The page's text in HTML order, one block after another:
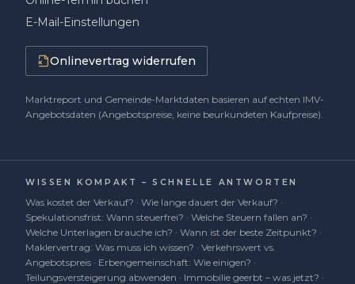
E-Mail-Einstellungen
Onlinevertrag widerrufen
Marktreport und Gemeinde-Marktdaten basieren auf echten IMV-
Angebotsdaten (Angebotspreise, keine beurkundeten Kaufpreise).
WISSEN KOMPAKT – SCHNELLE ANTWORTEN
Was kostet der Verkauf? · Wie lange dauert der Verkauf? ·
Spekulationsfrist: Wann steuerfrei? · Welche Steuern fallen an? ·
Welche Unterlagen brauche ich? · Wann ist der beste Zeitpunkt? ·
Maklervertrag: Was muss ich wissen? · Verkehrswert vs.
Angebotspreis · Erbengemeinschaft: Wie einigen? ·
Teilungsversteigerung abwenden · Immobilie geerbt – was jetzt? ·